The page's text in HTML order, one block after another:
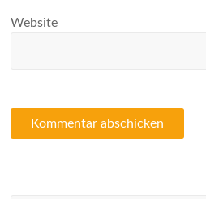
Website